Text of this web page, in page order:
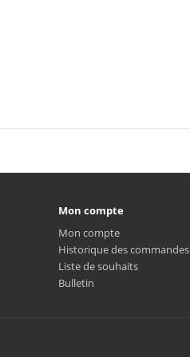
Mon compte
Mon compte
Historique des commandes
Liste de souhaits
Bulletin